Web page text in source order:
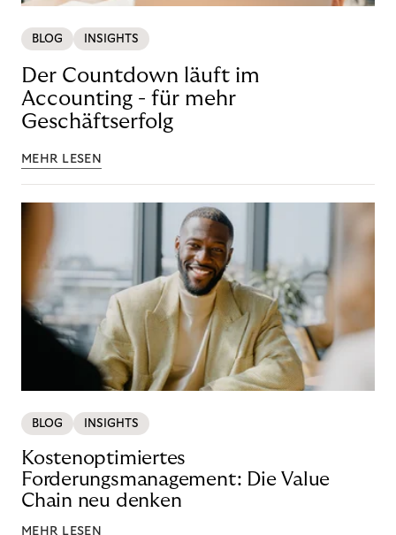
BLOG INSIGHTS
Der Countdown läuft im
Accounting - für mehr
Geschäftserfolg
MEHR LESEN
BLOG INSIGHTS
Kostenoptimiertes
Forderungsmanagement: Die Value
Chain neu denken
MEHR LESEN